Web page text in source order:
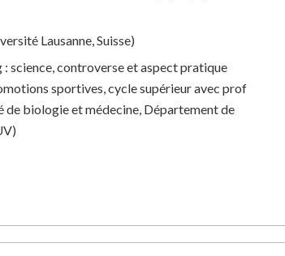
Lausanne, Suisse)
: science, controverse et aspect pratique
sportives, cycle supérieur avec prof
biologie et médecine, Département de